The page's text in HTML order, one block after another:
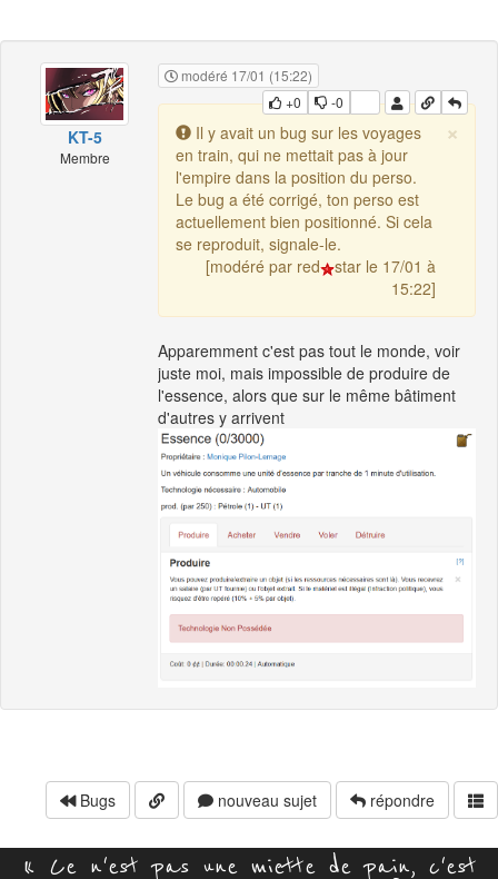
KT-5
Membre
modéré 17/01 (15:22)
+0
-0
×
Il y avait un bug sur les voyages
en train, qui ne mettait pas à jour
l'empire dans la position du perso.
Le bug a été corrigé, ton perso est
actuellement bien positionné. Si cela
se reproduit, signale-le.
[modéré par red
star le 17/01 à
15:22]
Apparemment c'est pas tout le monde, voir
juste moi, mais impossible de produire de
l'essence, alors que sur le même bâtiment
d'autres y arrivent
Bugs nouveau sujet répondre
« Ce n'est pas une miette de pain, c'est